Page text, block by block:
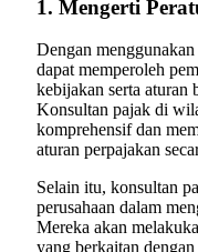
1. Mengerti
Dengan
dapat memperoleh
kebijakan serta aturan
Konsultan pajak di
komprehensif dan
aturan perpajakan
Selain itu, konsultan
perusahaan dalam
Mereka akan
yang berkaitan